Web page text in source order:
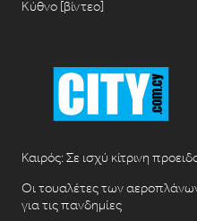
Κύθνο [βίντεο]
Καιρός: Σε ισχύ κίτρινη
Οι τουαλέτες των
για τις πανδημίες